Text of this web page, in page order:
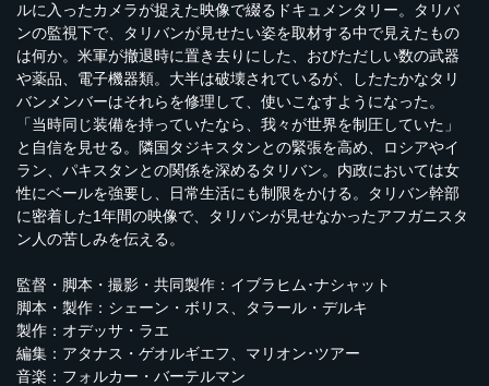
ルに入ったカメラが捉えた映像で綴るドキュメンタリー。タリバ
ンの監視下で、タリバンが見せたい姿を取材する中で見えたもの
は何か。米軍が撤退時に置き去りにした、おびただしい数の武器
や薬品、電子機器類。大半は破壊されているが、したたかなタリ
バンメンバーはそれらを修理して、使いこなすようになった。
「当時同じ装備を持っていたなら、我々が世界を制圧していた」
と自信を見せる。隣国タジキスタンとの緊張を高め、ロシアやイ
ラン、パキスタンとの関係を深めるタリバン。内政においては女
性にベールを強要し、日常生活にも制限をかける。タリバン幹部
に密着した1年間の映像で、タリバンが見せなかったアフガニスタ
ン人の苦しみを伝える。
監督・脚本・撮影・共同製作：イブラヒム･ナシャット
脚本・製作：シェーン・ボリス、タラール・デルキ
製作：オデッサ・ラエ
編集：アタナス・ゲオルギエフ、マリオン･ツアー
音楽：フォルカー・バーテルマン